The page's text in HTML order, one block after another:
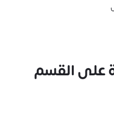
على القسم